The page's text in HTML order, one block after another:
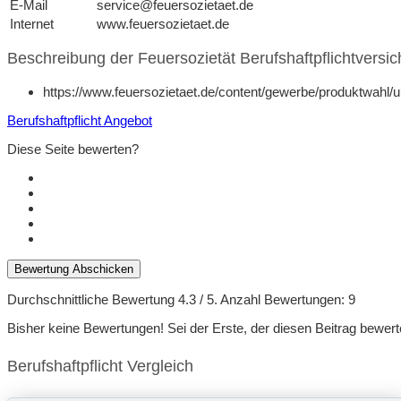
E-Mail
service@feuersozietaet.de
Internet
www.feuersozietaet.de
Beschreibung der Feuersozietät
https://www.feuersozietaet.de/content/gewerbe/produktwahl/
Berufshaftpflicht Angebot
Diese Seite bewerten?
Bewertung Abschicken
Durchschnittliche Bewertung 4.3 / 5. Anzahl Bewertungen: 9
Bisher keine Bewertungen! Sei der Erste, der diesen Beitrag
Berufshaftpflicht Vergleich